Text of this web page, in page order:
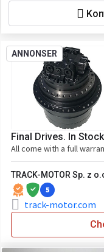
ANNONSER
Final Drives. In
All come with a full
TRACK-MOTOR Sp. z
5
track-motor.com